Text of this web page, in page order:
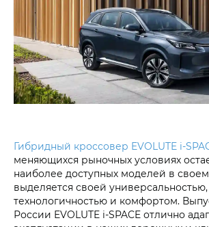
Гибридный кроссовер EVOLUTE
меняющихся рыночных условиях
наиболее доступных моделей в
выделяется своей универсальностью,
технологичностью и комфортом.
России EVOLUTE i‑SPACE отлично